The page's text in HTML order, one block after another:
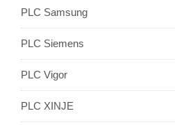
PLC Samsung
PLC Siemens
PLC Vigor
PLC XINJE